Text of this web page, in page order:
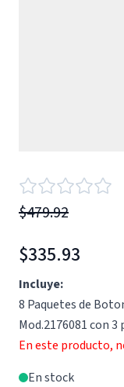
$479.92
$335.93
Incluye:
8 Paquetes de
Mod.2176081 con 3
En este producto,
En stock